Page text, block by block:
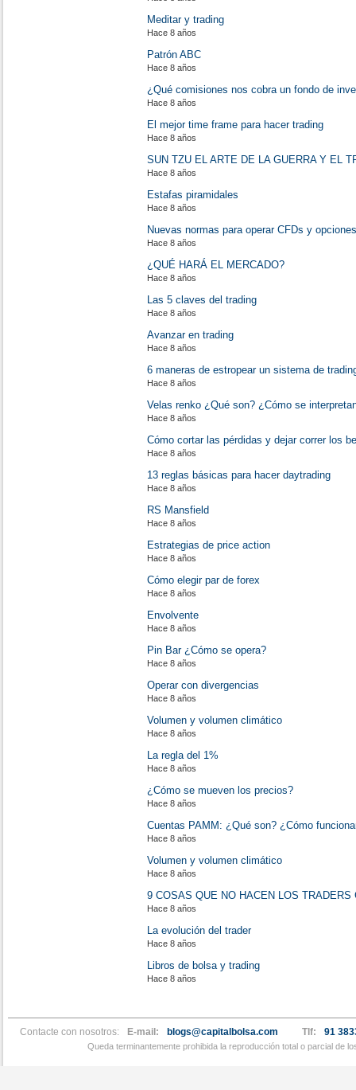
Meditar y trading
Hace 8 años
Patrón ABC
Hace 8 años
¿Qué comisiones nos cobra un fondo de
Hace 8 años
El mejor time frame para hacer trading
Hace 8 años
SUN TZU EL ARTE DE LA GUERRA Y EL
Hace 8 años
Estafas piramidales
Hace 8 años
Nuevas normas para operar CFDs y
Hace 8 años
¿QUÉ HARÁ EL MERCADO?
Hace 8 años
Las 5 claves del trading
Hace 8 años
Avanzar en trading
Hace 8 años
6 maneras de estropear un sistema de
Hace 8 años
Velas renko ¿Qué son? ¿Cómo se
Hace 8 años
Cómo cortar las pérdidas y dejar correr los
Hace 8 años
13 reglas básicas para hacer daytrading
Hace 8 años
RS Mansfield
Hace 8 años
Estrategias de price action
Hace 8 años
Cómo elegir par de forex
Hace 8 años
Envolvente
Hace 8 años
Pin Bar ¿Cómo se opera?
Hace 8 años
Operar con divergencias
Hace 8 años
Volumen y volumen climático
Hace 8 años
La regla del 1%
Hace 8 años
¿Cómo se mueven los precios?
Hace 8 años
Cuentas PAMM: ¿Qué son? ¿Cómo
Hace 8 años
Volumen y volumen climático
Hace 8 años
9 COSAS QUE NO HACEN LOS TRADERS
Hace 8 años
La evolución del trader
Hace 8 años
Libros de bolsa y trading
Hace 8 años
Contacte con nosotros: E-mail: blogs@capitalbolsa.com Tlf: 91
Queda terminantemente prohibida la reproducción total o parcial de